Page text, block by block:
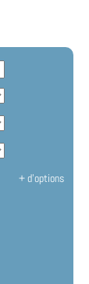
+ d'options